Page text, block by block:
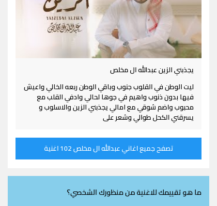
يجذبني الزين عبدالله ال مخلص
ليت الوطن في القلوب جنوب وباقي الوطن ربعه الخالي واعيش
فيها بدون ذنوب واهيم في جوها لحالي وادفي القلب مع
محبوب واضم شوقي مع امالي يجذبني الزين والاسلوب و
يسرقني الكحل طوالي وشعر على
تصفح جميع اغاني عبدالله ال مخلص 102 اغنية
ما هو تقييمك للاغنية من منظورك الشخصي؟